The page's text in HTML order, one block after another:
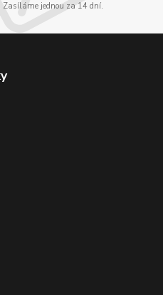
Zasíláme jednou za 14 dní.